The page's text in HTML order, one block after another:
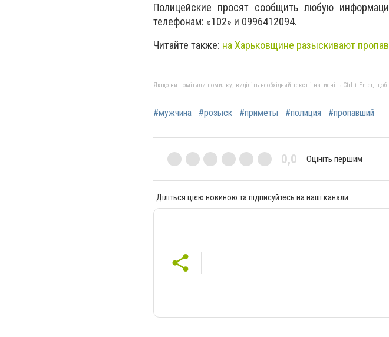
Полицейские просят сообщить любую
телефонам: «102» и 0996412094.
Читайте также: на Харьковщине разыскивают
Якщо ви помітили помилку, виділіть необхідний текст і натисніть Ctrl + Enter,
#мужчина #розыск #приметы #полиция #пропавший
0,0 Оцініть першим
Діліться цією новиною та підписуйтесь на наші канали